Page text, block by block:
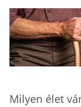
Milyen élet